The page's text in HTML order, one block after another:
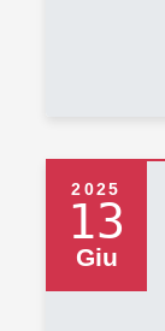
2025
13
Giu